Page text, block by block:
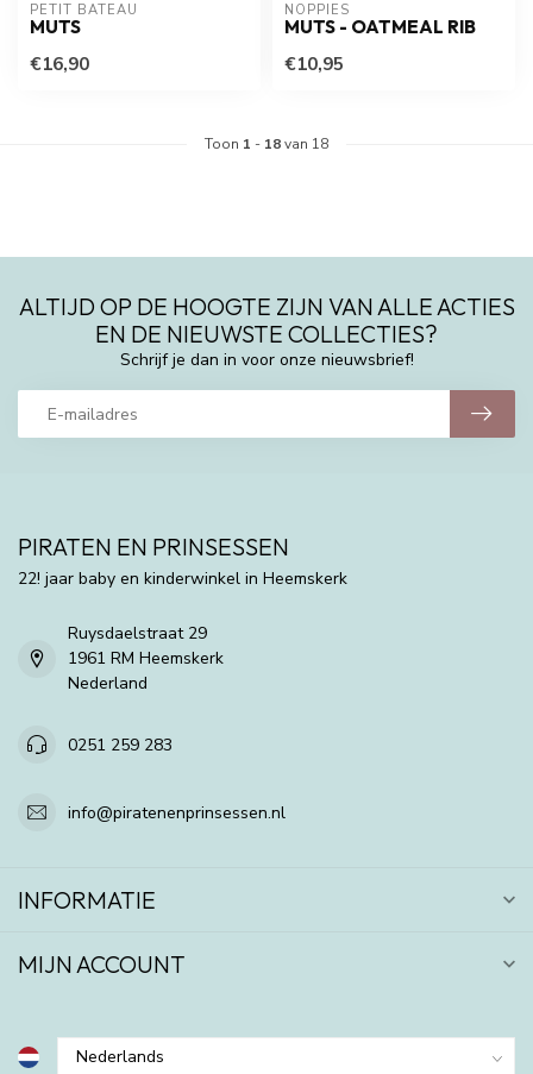
PETIT BATEAU
MUTS
€16,90
NOPPIES
MUTS - OATMEAL RIB
€10,95
Toon 1 - 18van 18
ALTIJD OP DE HOOGTE ZIJN VAN ALLE ACTIES
EN DE NIEUWSTE COLLECTIES?
Schrijf je dan in voor onze nieuwsbrief!
PIRATEN EN PRINSESSEN
22! jaar baby en kinderwinkel in Heemskerk
Ruysdaelstraat 29
1961 RM Heemskerk
Nederland
0251 259 283
info@piratenenprinsessen.nl
INFORMATIE
MIJN ACCOUNT